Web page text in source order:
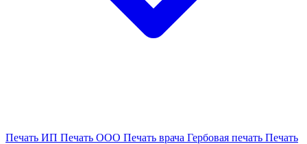
Печать ИП Печать ООО Печать врача Гербовая печать Печать